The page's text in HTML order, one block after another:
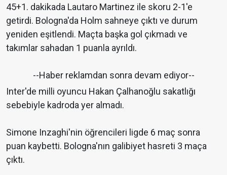
45+1. dakikada Lautaro Martinez ile skoru 2-1'e
getirdi. Bologna'da Holm sahneye çıktı ve durum
yeniden eşitlendi. Maçta başka gol çıkmadı ve
takımlar sahadan 1 puanla ayrıldı.
--Haber reklamdan sonra devam ediyor--
Inter'de milli oyuncu Hakan Çalhanoğlu sakatlığı
sebebiyle kadroda yer almadı.
Simone Inzaghi'nin öğrencileri ligde 6 maç sonra
puan kaybetti. Bologna'nın galibiyet hasreti 3 maça
çıktı.